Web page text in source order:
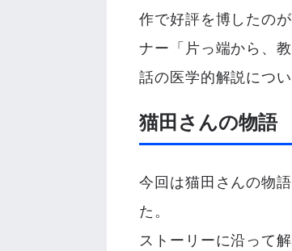
作で好評を博したの
ナー「片っ端から、
話の医学的解説につ
猫田さんの物語
今回は猫田さんの物
た。
ストーリーに沿って